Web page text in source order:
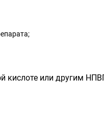
или другим